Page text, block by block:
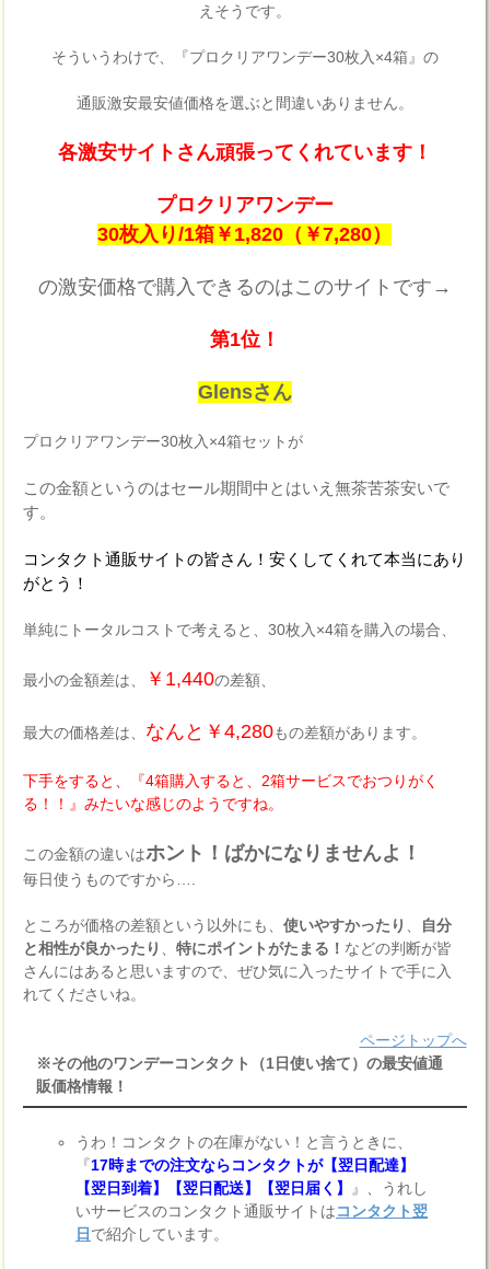
えそうです。
そういうわけで、『プロクリアワンデー30枚入×4箱』の
通販激安最安値価格を選ぶと間違いありません。
各激安サイトさん頑張ってくれています！
プロクリアワンデー
30枚入り/1箱￥1,820（￥7,280）
の激安価格で購入できるのはこのサイトです→
第1位！
Glensさん
プロクリアワンデー30枚入×4箱セットが
この金額というのはセール期間中とはいえ無茶苦茶安いで
す。
コンタクト通販サイトの皆さん！安くしてくれて本当にあり
がとう！
単純にトータルコストで考えると、30枚入×4箱を購入の場合、
最小の金額差は、 ￥1,440の差額、
最大の価格差は、 なんと￥4,280もの差額があります。
下手をすると、『4箱購入すると、2箱サービスでおつりがく
る！！』みたいな感じのようですね。
この金額の違いはホント！ばかになりませんよ！
毎日使うものですから….
ところが価格の差額という以外にも、使いやすかったり
自分
と相性が良かったり
、特にポイントがたまる！ などの判断が皆
さんにはあると思いますので、ぜひ気に入ったサイトで手に入
れてくださいね。
ページトップへ
※その他のワンデーコンタクト（1日使い捨て）の最安値通
販価格情報！
うわ！コンタクトの在庫がない！と言うときに、
『17時までの注文ならコンタクトが【翌日配達】
【翌日到着】【翌日配送】【翌日届く】
』、うれし
いサービスのコンタクト通販サイトはコンタクト翌
日 で紹介しています。